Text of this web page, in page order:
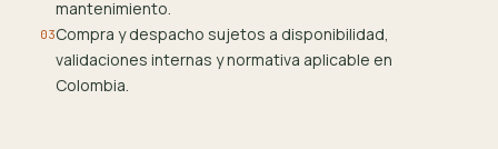
mantenimiento.
03Compra y despacho sujetos a disponibilidad,
validaciones internas y normativa aplicable en
Colombia.